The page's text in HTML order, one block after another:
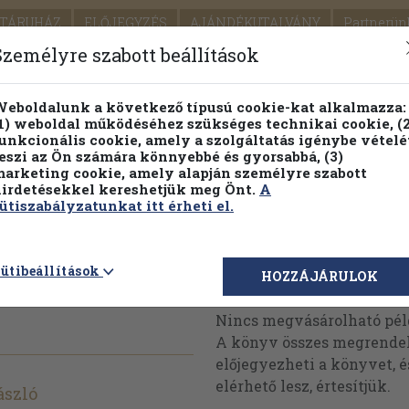
ELŐJEGYZÉS AJÁNDÉKUTALVÁNY
SEGÍTSÉG
PILLANATNYI ÁRAINK FENNTARTHATÓ
Részletes kereső Témaköri fa
in
Megvásárolható
Nincs megvásárolható
A könyv összes
előjegyezheti a könyvet,
elérhető lesz, értesítjük.
szabott beállítások
a következő típusú cookie-kat alkalmazza:
weboldal működéséhez szükséges technikai cookie,
cookie, amely a szolgáltatás igénybe
az Ön számára könnyebbé és gyorsabbá, (3)
cookie, amely alapján személyre szabott
kereshetjük meg Önt. A
itt érheti el.
HOZZÁJÁRULOK